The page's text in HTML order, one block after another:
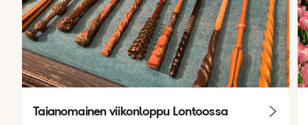
Taianomainen viikonloppu Lontoossa